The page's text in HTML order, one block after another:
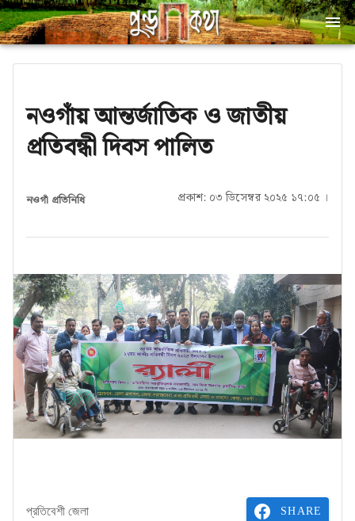
নওগাঁয় আন্তর্জাতিক ও জাতীয়
প্রতিবন্ধী দিবস পালিত
নওগাঁ প্রতিনিধি প্রকাশ: ০৩ ডিসেম্বর ২০২৫ ১৭:০৫ ।
প্রতিবেশী জেলা SHARE